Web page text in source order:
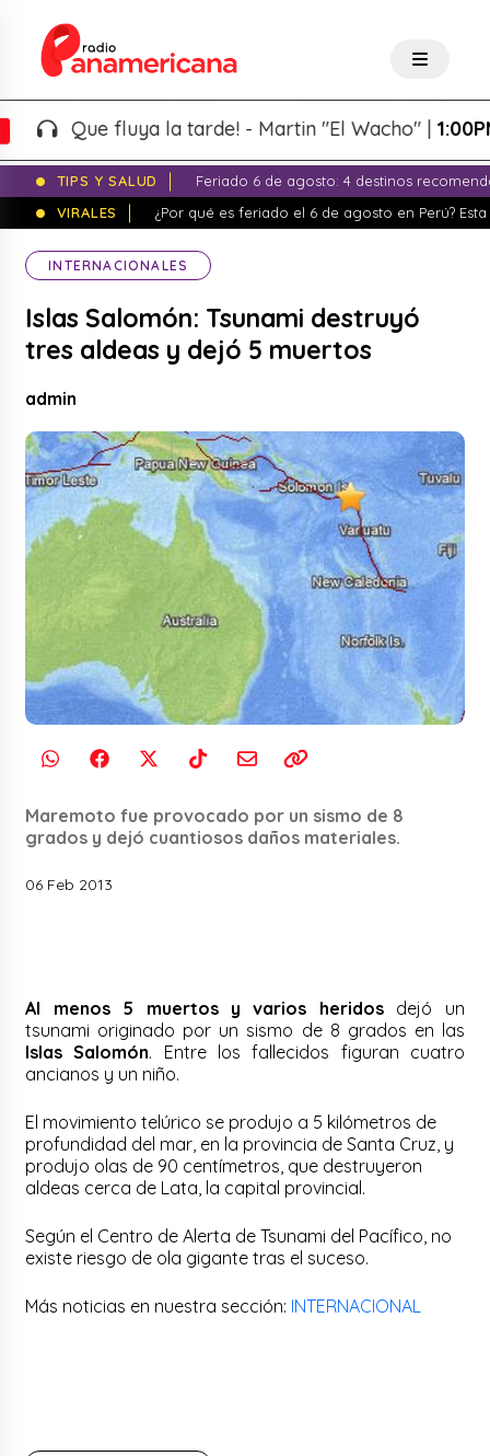
Que fluya la tarde! - Martin "El Wacho" |1:00PM -
TIPS Y SALUD
Feriado 6 de agosto: 4 destinos
VIRALES
¿Por qué es feriado el 6 de agosto en Perú?
INTERNACIONALES
Islas Salomón: Tsunami destruyó
tres aldeas y dejó 5 muertos
admin
Maremoto fue provocado por un sismo de 8
grados y dejó cuantiosos daños materiales.
06 Feb 2013
Al menos 5 muertos y varios heridosdejó un
tsunami originado por un sismo de 8 grados en las
Islas Salomón. Entre los fallecidos figuran cuatro
ancianos y un niño.
El movimiento telúrico se produjo a 5 kilómetros de
profundidad del mar, en la provincia de Santa Cruz, y
produjo olas de 90 centímetros, que destruyeron
aldeas cerca de Lata, la capital provincial.
Según el Centro de Alerta de Tsunami del Pacífico, no
existe riesgo de ola gigante tras el suceso.
Más noticias en nuestra sección: INTERNACIONAL